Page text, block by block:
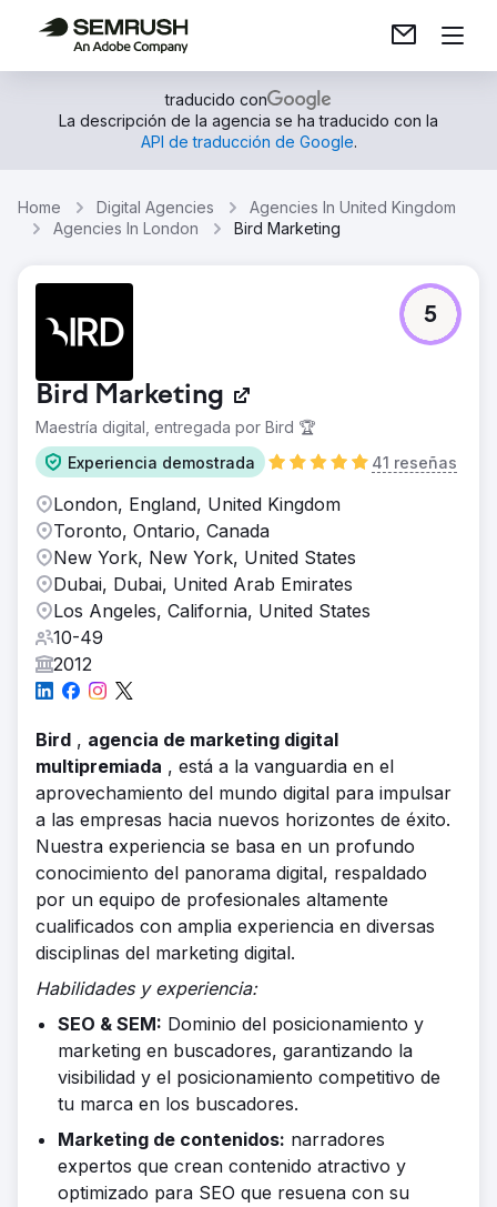
traducido con
La descripción de la agencia se ha traducido con la
API de traducción de Google.
Home Digital Agencies
Agencies In United Kingdom
Agencies In London
Bird Marketing
Bird Marketing
Maestría digital, entregada por Bird 🏆
Experiencia demostrada
41 reseñas
5
London, England, United Kingdom
Toronto, Ontario, Canada
New York, New York, United States
Dubai, Dubai, United Arab Emirates
Los Angeles, California, United States
10-49
2012
Bird , agencia de marketing digital
multipremiada , está a la vanguardia en el
aprovechamiento del mundo digital para impulsar
a las empresas hacia nuevos horizontes de éxito.
Nuestra experiencia se basa en un profundo
conocimiento del panorama digital, respaldado
por un equipo de profesionales altamente
cualificados con amplia experiencia en diversas
disciplinas del marketing digital.
Habilidades y experiencia:
SEO & SEM: Dominio del posicionamiento y
marketing en buscadores, garantizando la
visibilidad y el posicionamiento competitivo de
tu marca en los buscadores.
Marketing de contenidos: narradores
expertos que crean contenido atractivo y
optimizado para SEO que resuena con su